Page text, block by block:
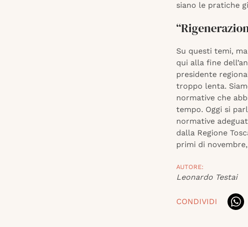
siano le pratiche
Su questi temi,
qui alla fine
presidente
troppo lenta.
normative che
tempo. Oggi si
normative
dalla Regione
primi di
AUTORE:
Leonardo Testai
CONDIVIDI